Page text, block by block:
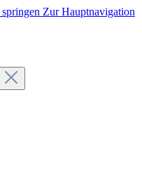
Zur Hauptnavigation